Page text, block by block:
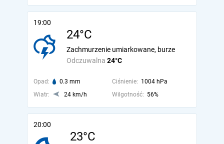
19:00
24°C
Odczuwalna 24°C
Zachmurzenie umiarkowane, burze
Opad: 0.3 mm Ciśnienie: 1004 hPa
Wiatr:
24 km/h Wilgotność: 56%
20:00
23°C